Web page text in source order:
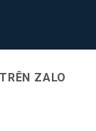
ZALO